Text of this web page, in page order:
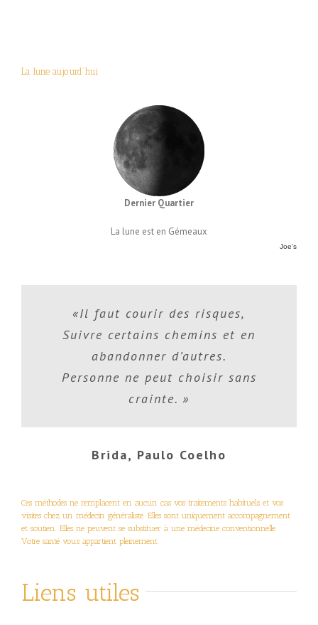
La lune aujourd’hui
Dernier Quartier
La lune est en Gémeaux
Joe's
«Il faut courir des risques,
Suivre certains chemins et en
abandonner d’autres.
Personne ne peut choisir sans
crainte. »
Brida, Paulo Coelho
Ces méthodes ne remplacent en aucun cas vos traitements habituels et vos
visites chez un médecin généraliste. Elles sont uniquement accompagnement
et soutien. Elles ne peuvent se substituer à une médecine conventionnelle.
Votre santé vous appartient pleinement
Liens utiles